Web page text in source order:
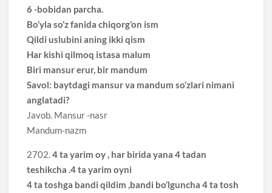
6 -bobidan parcha.
Bo‘yla so‘z fanida chiqorg‘on ism
Qildi uslubini aning ikki qism
Har kishi qilmoq istasa malum
Biri mansur erur, bir mandum
Savol: baytdagi mansur va mandum so‘zlari nimani
anglatadi?
Javob. Mansur -nasr
Mandum-nazm
2702.4 ta yarim oy , har birida yana 4 tadan
teshikcha .4 ta yarim oyni
4 ta toshga bandi qildim ,bandi bo‘lguncha 4 ta tosh